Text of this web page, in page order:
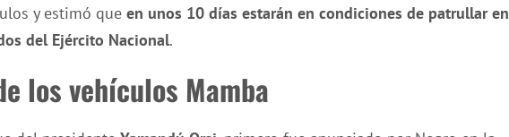
y estimó que en unos 10 días estarán en condiciones de patrullar en
del Ejército Nacional.
los vehículos Mamba